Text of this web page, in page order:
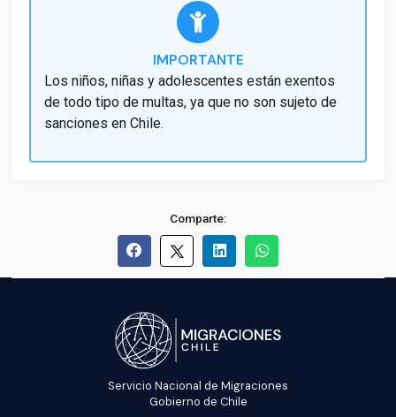
IMPORTANTE
Los niños, niñas y adolescentes están exentos
de todo tipo de multas, ya que no son sujeto de
sanciones en Chile.
Comparte:
Servicio Nacional de Migraciones
Gobierno de Chile